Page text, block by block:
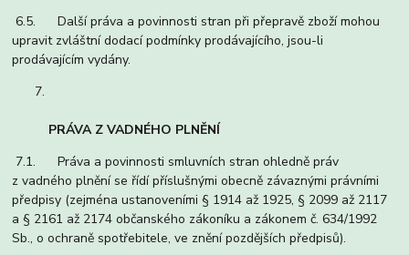
6.5. Další práva a povinnosti stran při přepravě zboží mohou
upravit zvláštní dodací podmínky prodávajícího, jsou-li
prodávajícím vydány.
PRÁVA Z VADNÉHO PLNĚNÍ
7.1. Práva a povinnosti smluvních stran ohledně práv
z vadného plnění se řídí příslušnými obecně závaznými právními
předpisy (zejména ustanoveními § 1914 až 1925, § 2099 až 2117
a § 2161 až 2174 občanského zákoníku a zákonem č. 634/1992
Sb., o ochraně spotřebitele, ve znění pozdějších předpisů).